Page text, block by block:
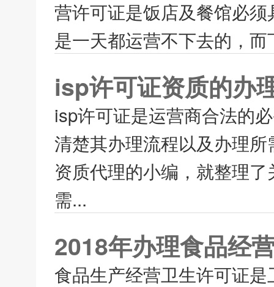
营许可证是饭店及餐馆必
是一天都运营不下去的，
isp许可证资质的办
isp许可证是运营商合法的
清楚其办理流程以及办理
资质代理的小编，就整理
需...
2018年办理食品经
食品生产经营卫生许可证